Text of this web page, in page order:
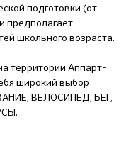
подготовки (от
предполагает
школьного возраста.
территории Аппарт-
широкий выбор
ВЕЛОСИПЕД, БЕГ,